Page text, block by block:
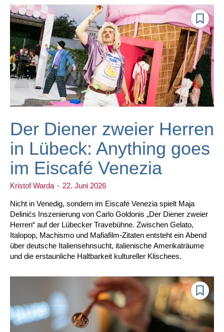
Der Diener zweier Herren
in Lübeck: Anything goes
im Eiscafé Venezia
Kristof Warda - 22. Juni 2026
Nicht in Venedig, sondern im Eiscafé Venezia spielt Maja
Delinićs Inszenierung von Carlo Goldonis „Der Diener zweier
Herren“ auf der Lübecker Travebühne. Zwischen Gelato,
Italopop, Machismo und Mafiafilm-Zitaten entsteht ein Abend
über deutsche Italiensehnsucht, italienische Amerikaträume
und die erstaunliche Haltbarkeit kultureller Klischees.